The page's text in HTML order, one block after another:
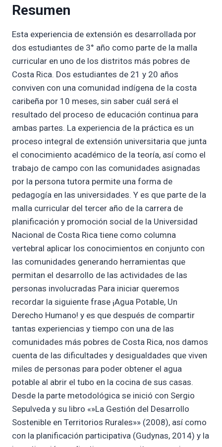
Resumen
Esta experiencia de extensión es desarrollada por
dos estudiantes de 3° año como parte de la malla
curricular en uno de los distritos más pobres de
Costa Rica. Dos estudiantes de 21 y 20 años
conviven con una comunidad indígena de la costa
caribeña por 10 meses, sin saber cuál será el
resultado del proceso de educación continua para
ambas partes. La experiencia de la práctica es un
proceso integral de extensión universitaria que junta
el conocimiento académico de la teoría, así como el
trabajo de campo con las comunidades asignadas
por la persona tutora permite una forma de
pedagogía en las universidades. Y es que parte de la
malla curricular del tercer año de la carrera de
planificación y promoción social de la Universidad
Nacional de Costa Rica tiene como columna
vertebral aplicar los conocimientos en conjunto con
las comunidades generando herramientas que
permitan el desarrollo de las actividades de las
personas involucradas Para iniciar queremos
recordar la siguiente frase ¡Agua Potable, Un
Derecho Humano! y es que después de compartir
tantas experiencias y tiempo con una de las
comunidades más pobres de Costa Rica, nos damos
cuenta de las dificultades y desigualdades que viven
miles de personas para poder obtener el agua
potable al abrir el tubo en la cocina de sus casas.
Desde la parte metodológica se inició con Sergio
Sepulveda y su libro «»La Gestión del Desarrollo
Sostenible en Territorios Rurales»» (2008), así como
con la planificación participativa (Gudynas, 2014) y la